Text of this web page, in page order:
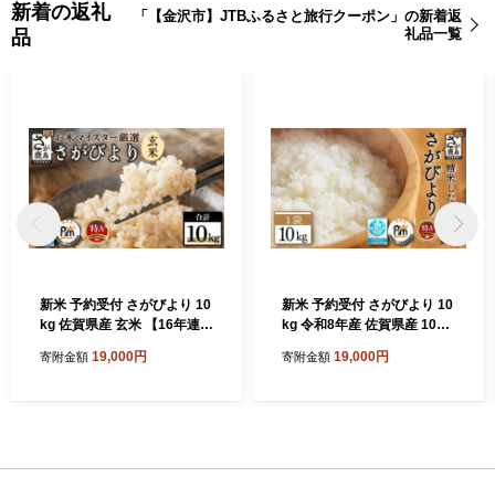
新着の返礼
品
「【金沢市】JTBふるさと旅行クーポン」の新着返
礼品一覧
新米 予約受付 さがびより 10
kg 佐賀県産 玄米 【16年連続
g 米 さがびより 特A 高評価
寄附金額 19,000円
新米 予約受付 さがびより 10
kg 令和8年産 佐賀県産 10kg
10kg 白米 10kg 米 さがびよ
寄附金額 19,000円